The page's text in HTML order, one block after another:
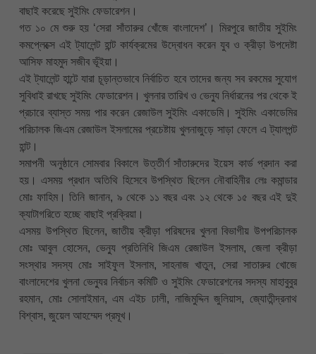
বাছাই করেছে সুইমিং ফেডারেশন।
গত ১০ মে শুরু হয় ‘সেরা সাঁতারুর খোঁজে বাংলাদেশ’। মিরপুরে জাতীয় সুইমিং
কমপ্লেক্সে এই ট্যালেন্ট হান্ট কার্যক্রমের উদ্বোধন করেন যুব ও ক্রীড়া উপদেষ্টা
আসিফ মাহমুদ সজীব ভূঁইয়া।
এই ট্যালেন্ট হান্টে যারা চূড়ান্তভাবে নির্বাচিত হবে তাদের জন্য সব রকমের সুযোগ
সুবিধাই রাখছে সুইমিং ফেডারেশন। খুলনার তারিখ ও ভেন্যু নির্ধারনের পর থেকে ই
প্রচারে ব্যাস্ত সময় পার করেন রেজাউল সুইমিং একাডেমি। সুইমিং একাডেমির
পরিচালক জিএম রেজাউল ইসলামের প্রচেষ্টায় খুলনাজুড়ে সাড়া ফেলে এ ট্যালপন্ট
হান্ট।
সমাপনী অনুষ্ঠানে সোমবার বিকালে উত্তীর্ণ সাঁতারুদের ইয়েস কার্ড প্রদান করা
হয়। এসময় প্রধান অতিথি হিসেবে উপস্থিত ছিলেন নৌবাহিনীর লেঃ কমান্ডার
মোঃ ফাহিম। তিনি জানান, ৯ থেকে ১১ বছর এবং ১২ থেকে ১৫ বছর এই দুই
ক্যাটাগরিতে হচ্ছে বাছাই প্রক্রিয়া।
এসময় উপস্থিত ছিলেন, জাতীয় ক্রীড়া পরিষদের খুলনা বিভাগীয় উপপরিচালক
মোঃ আবুল হোসেন, ভেন্যু প্রতিনিধি জিএম রেজাউল ইসলাম, জেলা ক্রীড়া
সংস্থার সদস্য মোঃ সাইফুল ইসলাম, সাহনাজ খাতুন, সেরা সাতারুর খোজে
বাংলাদেশের খুলনা ভেন্যুর নির্বাচন কমিটি ও সুইমিং ফেডারেশনের সদস্য মাহাবুবুর
রহমান, মোঃ সোলাইমান, এম এইচ ঢালী, নাজিমুদ্দিন জুলিয়াস, জ্যোতীন্দ্রনাথ
বিশ্বাস, জুয়েল আহম্মেদ প্রমূখ।